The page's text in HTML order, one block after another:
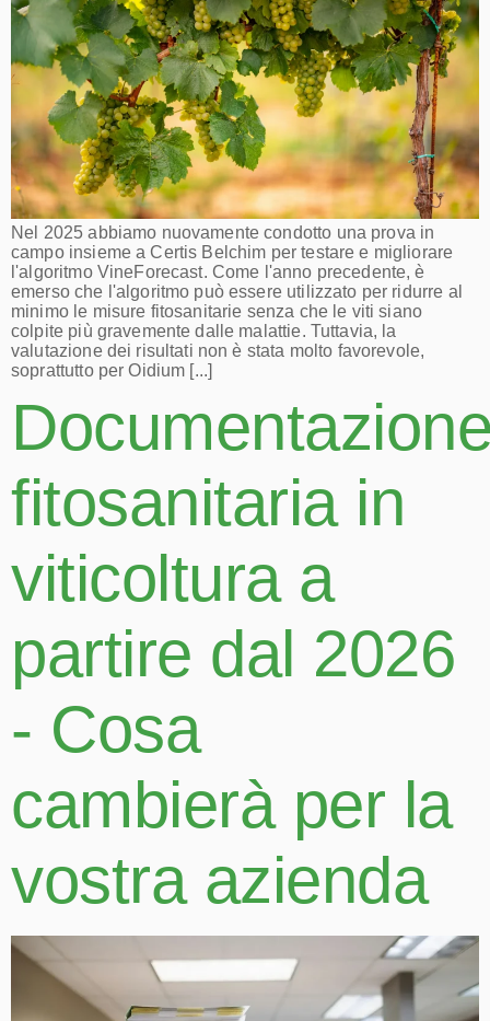
Nel 2025 abbiamo nuovamente condotto una prova in
campo insieme a Certis Belchim per testare e migliorare
l'algoritmo VineForecast. Come l'anno precedente, è
emerso che l'algoritmo può essere utilizzato per ridurre al
minimo le misure fitosanitarie senza che le viti siano
colpite più gravemente dalle malattie. Tuttavia, la
valutazione dei risultati non è stata molto favorevole,
soprattutto per Oidium [...]
fitosanitaria in
viticoltura a
partire dal 2026
- Cosa
cambierà per la
vostra azienda